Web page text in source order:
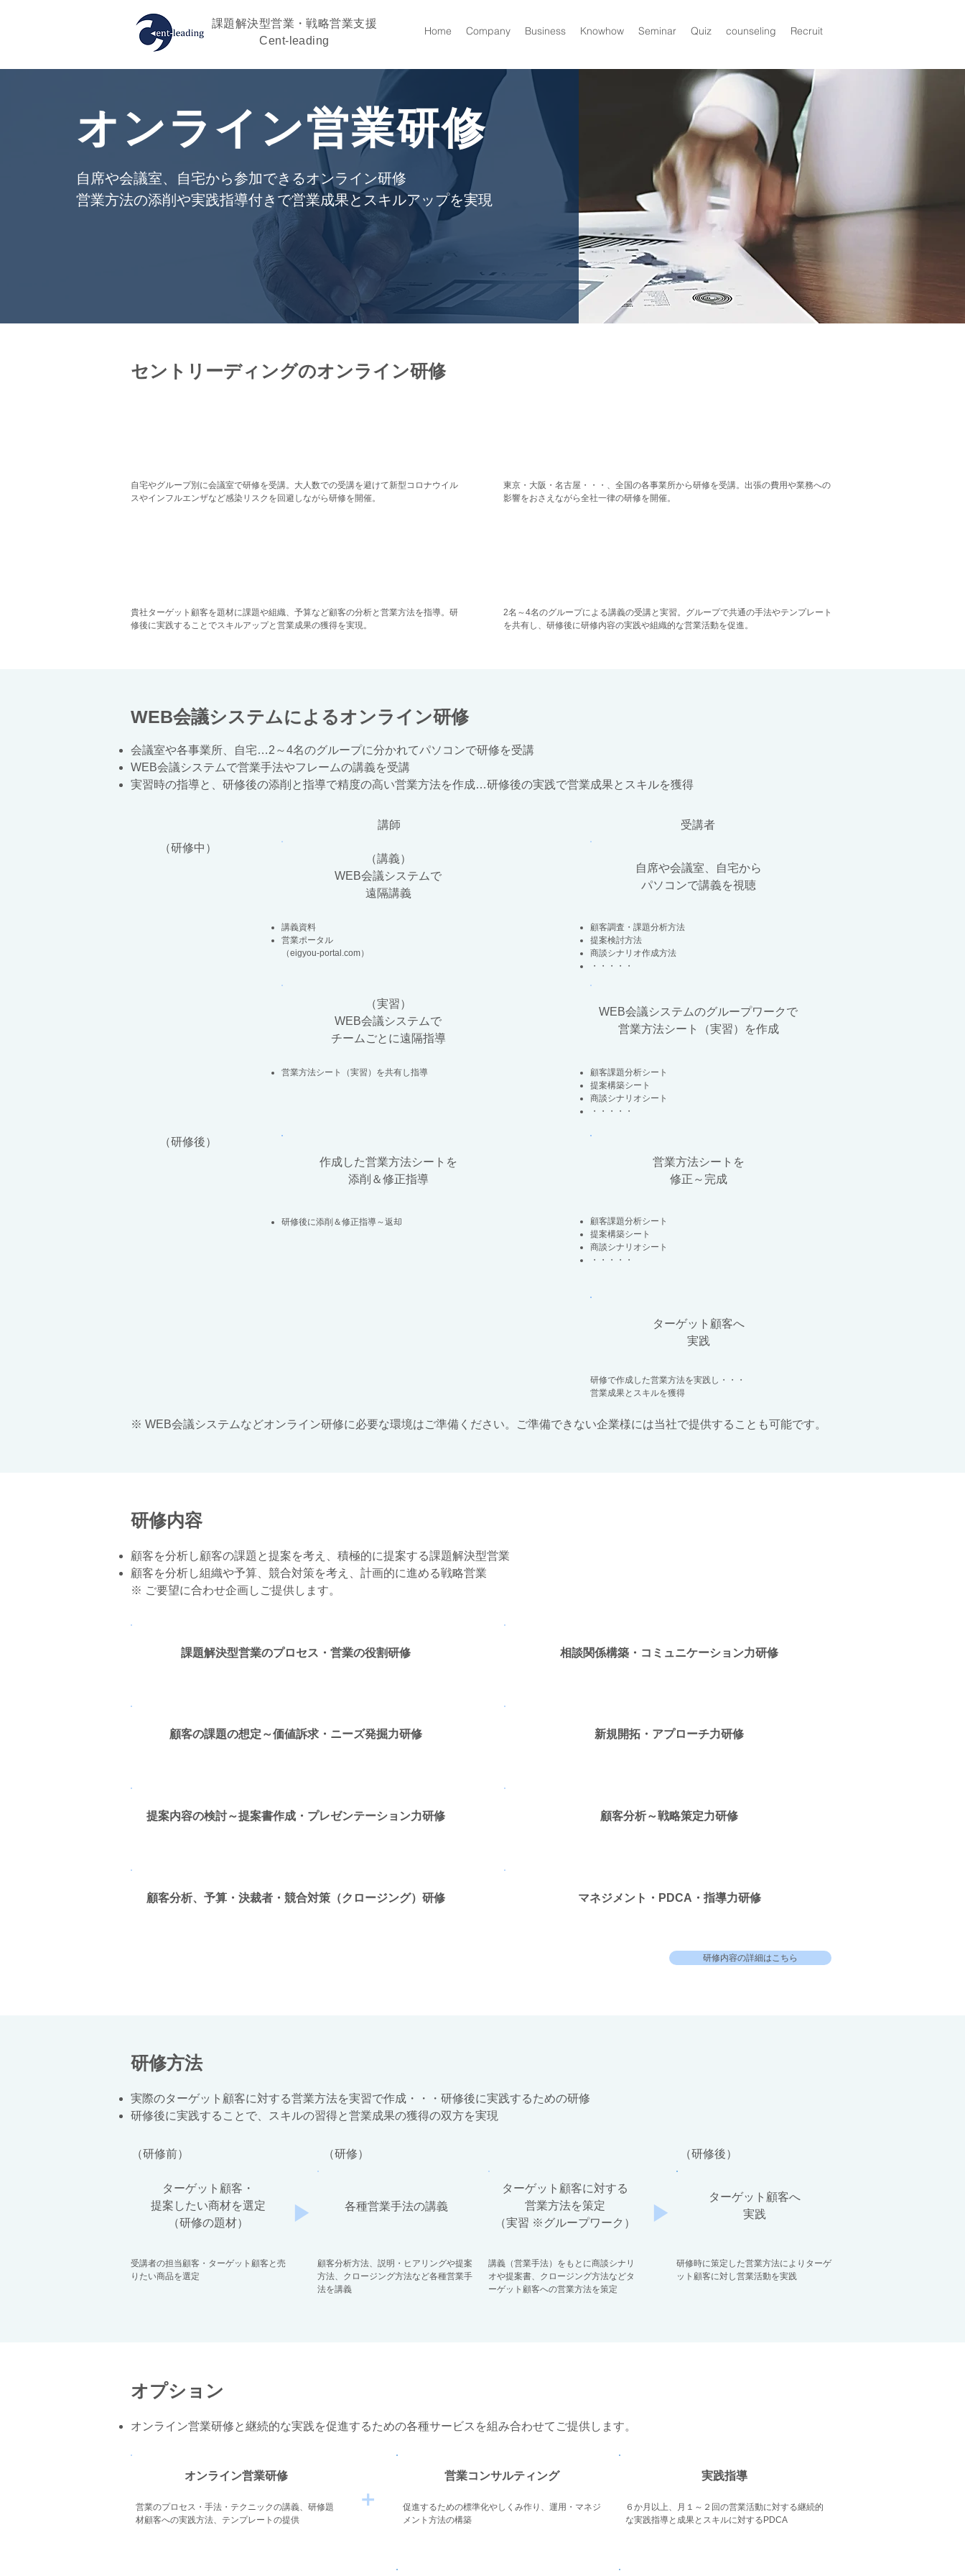
課題解決型営業・戦略営業支援
Cent-leading
Home Company Business Knowhow Seminar Quiz counseling Recruit
オンライン営業研修
自席や会議室、自宅から参加できるオンライン研修
営業方法の添削や実践指導付きで営業成果とスキルアップを実現
セントリーディングのオンライン研修
自宅やグループ別に会議室で研修を受講。大人数での受講を避けて新型コロナウイル
スやインフルエンザなど感染リスクを回避しながら研修を開催。
貴社ターゲット顧客を題材に課題や組織、予算など顧客の分析と営業方法を指導。研
修後に実践することでスキルアップと営業成果の獲得を実現。
東京・大阪・名古屋・・・、全国の各事業所から研修を受講。出張の費用や業務への
影響をおさえながら全社一律の研修を開催。
2名～4名のグループによる講義の受講と実習。グループで共通の手法やテンプレート
を共有し、研修後に研修内容の実践や組織的な営業活動を促進。
WEB会議システムによるオンライン研修
会議室や各事業所、自宅…2～4名のグループに分かれてパソコンで研修を受講
WEB会議システムで営業手法やフレームの講義を受講
実習時の指導と、研修後の添削と指導で精度の高い営業方法を作成…研修後の実践で営業成果とスキルを獲得
​講師
​（研修中）
（講義）
WEB会議システムで
遠隔講義
講義資料
営業ポータル
（eigyou-portal.com）
（実習）
WEB会議システムで
チームごとに遠隔指導
営業方法シート（実習）を共有し指導
​受講者
自席や会議室、自宅から
パソコンで講義を視聴
顧客調査・課題分析方法
提案検討方法
商談シナリオ作成方法
・・・・・
WEB会議システムのグループワークで
営業方法シート（実習）を作成
顧客課題分析シート
提案構築シート
商談シナリオシート
・・・・・
​（研修後）
作成した営業方法シートを
添削＆修正指導
​研修後に添削＆修正指導～返却
営業方法シートを
修正～完成
顧客課題分析シート
提案構築シート
商談シナリオシート
・・・・・
ターゲット顧客へ
​実践
研修で作成した営業方法を実践し・・・
営業成果とスキルを獲得
​​​※ WEB会議システムなどオンライン研修に必要な環境はご準備ください。ご準備できない企業様には当社で提供することも可能です。
​研修内容
顧客を分析し顧客の課題と提案を考え、積極的に提案する課題解決型営業
顧客を分析し組織や予算、競合対策を考え、計画的に進める戦略営業
​※ ご要望に合わせ企画しご提供します。
課題解決型営業のプロセス・営業の役割研修 相談関係構築・コミュニケーション力研修
顧客の課題の想定～価値訴求・ニーズ発掘力研修 新規開拓・アプローチ力研修
提案内容の検討～提案書作成・プレゼンテーション力研修 ​顧客分析～戦略策定力研修
顧客分析、予算・決裁者・競合対策（クロージング）研修 マネジメント・PDCA・指導力研修
研修内容の詳細はこちら
​研修方法
実際のターゲット顧客に対する営業方法を実習で作成・・・研修後に実践するための研修
研修後に実践することで、スキルの習得と営業成果の獲得の双方を実現
（研修前） （研修） （研修後）
​ターゲット顧客・
提案したい商材を選定
​（研修の題材）
各種営業手法の講義
◀
ターゲット顧客に対する
営業方法を策定
​（実習 ※グループワーク）
ターゲット顧客へ
​実践
◀
受講者の担当顧客・ターゲット顧客と売
りたい商品を選定
顧客分析方法、説明・ヒアリングや提案
方法、クロージング方法など各種営業手
法を講義
講義（営業手法）をもとに商談シナリ
オや提案書、クロージング方法などタ
ーゲット顧客への営業方法を策定
研修時に策定した営業方法によりターゲ
ット顧客に対し営業活動を実践
オプション
オンライン営業研修と継続的な実践を促進するための各種サービスを組み合わせてご提供します。
​オンライン営業研修
営業のプロセス・手法・テクニックの講義、研修題
材顧客への実践方法、テンプレートの提供
＋
営業コンサルティング
促進するための標準化やしくみ作り、運用・マネジ
メント方法の構築
実践指導
６か月以上、月１～２回の営業活動に対する継続的
な実践指導と成果とスキルに対するPDCA